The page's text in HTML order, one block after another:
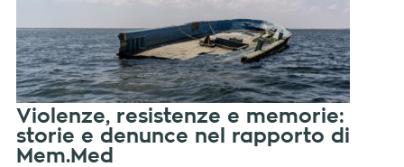
Violenze, resistenze e memorie:
storie e denunce nel rapporto di
Mem.Med